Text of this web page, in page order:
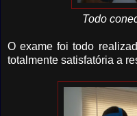
Todo
O exame foi todo
totalmente satisfatória a